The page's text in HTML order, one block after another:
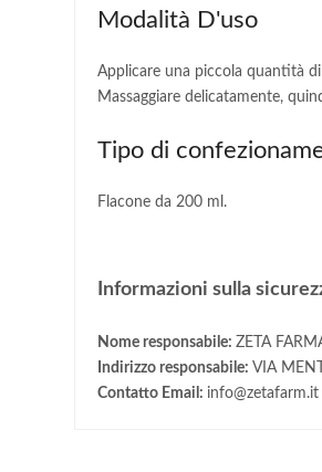
Modalità D'uso
Applicare una piccola quantità
Massaggiare delicatamente,
Tipo di
Flacone da 200 ml.
Informazioni sulla
Nome responsabile: ZETA
Indirizzo responsabile: VIA
Contatto Email: info@zetafarm.it